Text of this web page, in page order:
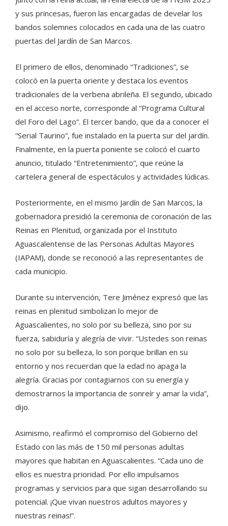
y sus princesas, fueron las encargadas de develar los
bandos solemnes colocados en cada una de las cuatro
puertas del Jardín de San Marcos.
El primero de ellos, denominado “Tradiciones”, se
colocó en la puerta oriente y destaca los eventos
tradicionales de la verbena abrileña. El segundo, ubicado
en el acceso norte, corresponde al “Programa Cultural
del Foro del Lago”. El tercer bando, que da a conocer el
“Serial Taurino”, fue instalado en la puerta sur del jardín.
Finalmente, en la puerta poniente se colocó el cuarto
anuncio, titulado “Entretenimiento”, que reúne la
cartelera general de espectáculos y actividades lúdicas.
Posteriormente, en el mismo Jardín de San Marcos, la
gobernadora presidió la ceremonia de coronación de las
Reinas en Plenitud, organizada por el Instituto
Aguascalentense de las Personas Adultas Mayores
(IAPAM), donde se reconoció a las representantes de
cada municipio.
Durante su intervención, Tere Jiménez expresó que las
reinas en plenitud simbolizan lo mejor de
Aguascalientes, no solo por su belleza, sino por su
fuerza, sabiduría y alegría de vivir. “Ustedes son reinas
no solo por su belleza, lo son porque brillan en su
entorno y nos recuerdan que la edad no apaga la
alegría. Gracias por contagiarnos con su energía y
demostrarnos la importancia de sonreír y amar la vida”,
dijo.
Asimismo, reafirmó el compromiso del Gobierno del
Estado con las más de 150 mil personas adultas
mayores que habitan en Aguascalientes. “Cada uno de
ellos es nuestra prioridad. Por ello impulsamos
programas y servicios para que sigan desarrollando su
potencial. ¡Que vivan nuestros adultos mayores y
nuestras reinas!”.